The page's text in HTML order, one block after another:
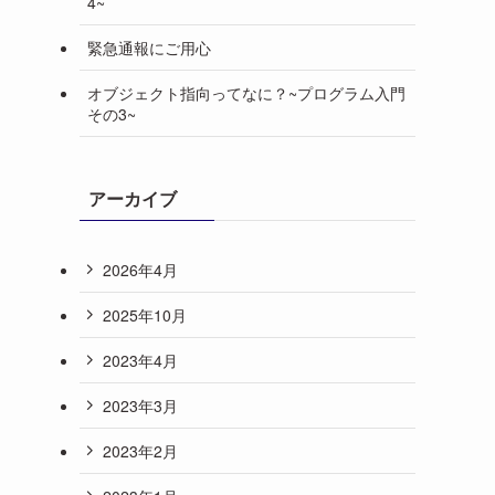
緊急通報にご用心
オブジェクト指向ってなに？~プログラム入門
その3~
アーカイブ
2026年4月
2025年10月
2023年4月
2023年3月
2023年2月